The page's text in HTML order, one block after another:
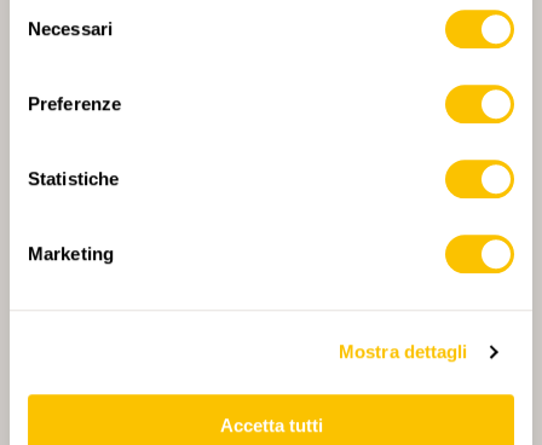
delNecessari
Preferenze
Statistiche
Marketing
Mostra dettagli
Accetta tutti
PARTNER